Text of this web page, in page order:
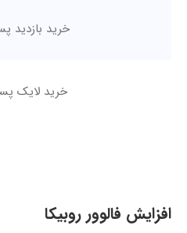
خرید بازدید
خرید لایک
افزایش فالوور روبیکا